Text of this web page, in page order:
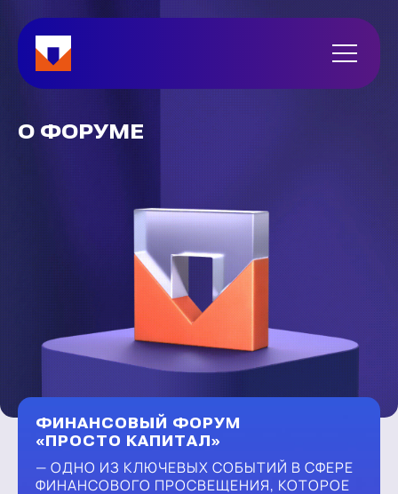
О ФОРУМЕ
ФИНАНСОВЫЙ ФОРУМ
«ПРОСТО КАПИТАЛ»
— ОДНО ИЗ КЛЮЧЕВЫХ СОБЫТИЙ В СФЕРЕ
ФИНАНСОВОГО ПРОСВЕЩЕНИЯ, КОТОРОЕ